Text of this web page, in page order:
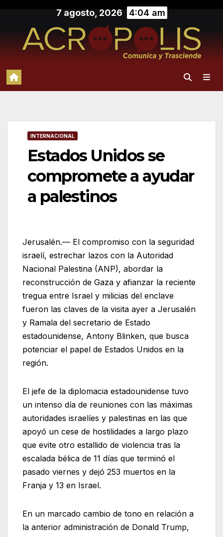
contenido
7 agosto, 2026 4:04 am
INTERNACIONAL
Estados Unidos se
compromete a ayudar
a palestinos
Jerusalén.— El compromiso con la seguridad
israelí, estrechar lazos con la Autoridad
Nacional Palestina (ANP), abordar la
reconstrucción de Gaza y afianzar la reciente
tregua entre Israel y milicias del enclave
fueron las claves de la visita ayer a Jerusalén
y Ramala del secretario de Estado
estadounidense, Antony Blinken, que busca
potenciar el papel de Estados Unidos en la
región.
El jefe de la diplomacia estadounidense tuvo
un intenso día de reuniones con las máximas
autoridades israelíes y palestinas en las que
apoyó un cese de hostilidades a largo plazo
que evite otro estallido de violencia tras la
escalada bélica de 11 días que terminó el
pasado viernes y dejó 253 muertos en la
Franja y 13 en Israel.
En un marcado cambio de tono en relación a
la anterior administración de Donald Trump,